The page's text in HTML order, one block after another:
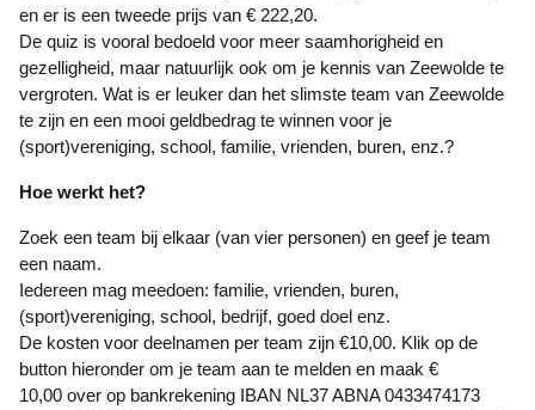
en er is een tweede prijs van € 222,20.
De quiz is vooral bedoeld voor meer saamhorigheid en
gezelligheid, maar natuurlijk ook om je kennis van Zeewolde te
vergroten. Wat is er leuker dan het slimste team van Zeewolde
te zijn en een mooi geldbedrag te winnen voor je
(sport)vereniging, school, familie, vrienden, buren, enz.?
Hoe werkt het?
Zoek een team bij elkaar (van vier personen) en geef je team
een naam.
Iedereen mag meedoen: familie, vrienden, buren,
(sport)vereniging, school, bedrijf, goed doel enz.
De kosten voor deelnamen per team zijn €10,00. Klik op de
button hieronder om je team aan te melden en maak €
10,00 over op bankrekening IBAN NL37 ABNA 0433474173